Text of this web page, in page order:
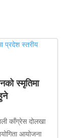
स्मृतिमा
काँग्रेस दोलखा
आयोजना